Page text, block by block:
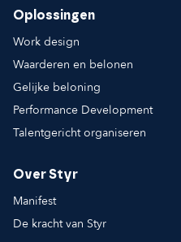
Oplossingen
Work design
Waarderen en belonen
Gelijke beloning
Performance Development
Talentgericht organiseren
Over Styr
Manifest
De kracht van Styr